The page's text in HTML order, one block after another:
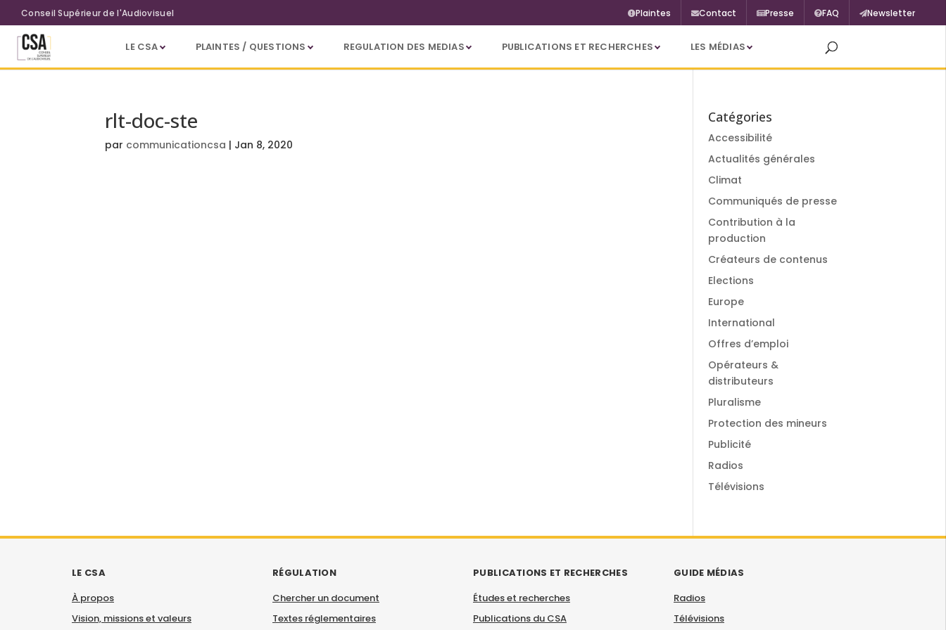
Aller au contenu principal
Conseil Supérieur de l'Audiovisuel Plaintes Contact Presse FAQ Newsletter
LE CSA PLAINTES / QUESTIONS REGULATION DES MEDIAS PUBLICATIONS ET RECHERCHES LES MÉDIAS
rlt-doc-ste
par communicationcsa | Jan 8, 2020
Catégories
Accessibilité
Actualités générales
Climat
Communiqués de presse
Contribution à la
production
Créateurs de contenus
Elections
Europe
International
Offres d’emploi
Opérateurs &
distributeurs
Pluralisme
Protection des mineurs
Publicité
Radios
Télévisions
LE CSA
À propos
Vision, missions et valeurs
RÉGULATION
Chercher un document
Textes réglementaires
PUBLICATIONS ET RECHERCHES
Études et recherches
Publications du CSA
GUIDE MÉDIAS
Radios
Télévisions